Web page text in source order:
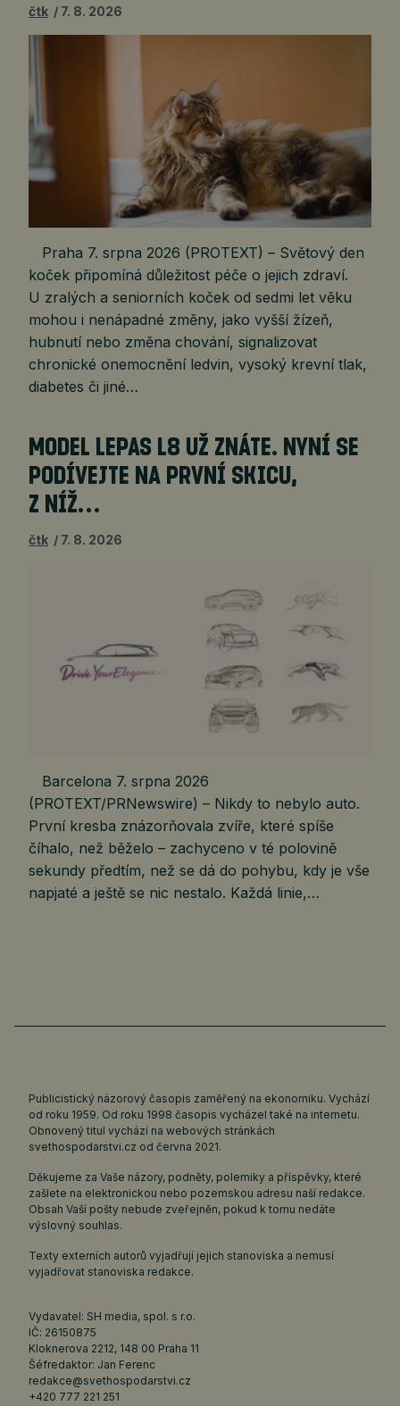
čtk 7. 8. 2026
Praha 7. srpna 2026 (PROTEXT) – Světový den
koček připomíná důležitost péče o jejich zdraví.
U zralých a seniorních koček od sedmi let věku
mohou i nenápadné změny, jako vyšší žízeň,
hubnutí nebo změna chování, signalizovat
chronické onemocnění ledvin, vysoký krevní tlak,
diabetes či jiné…
MODEL LEPAS L8 UŽ ZNÁTE. NYNÍ SE
PODÍVEJTE NA PRVNÍ SKICU,
Z NÍŽ…
čtk 7. 8. 2026
Barcelona 7. srpna 2026
(PROTEXT/PRNewswire) – Nikdy to nebylo auto.
První kresba znázorňovala zvíře, které spíše
číhalo, než běželo – zachyceno v té polovině
sekundy předtím, než se dá do pohybu, kdy je vše
napjaté a ještě se nic nestalo. Každá linie,…
Publicistický názorový časopis zaměřený na ekonomiku. Vychází
od roku 1959. Od roku 1998 časopis vycházel také na internetu.
Obnovený titul vychází na webových stránkách
svethospodarstvi.cz od června 2021.
Děkujeme za Vaše názory, podněty, polemiky a příspěvky, které
zašlete na elektronickou nebo pozemskou adresu naší redakce.
Obsah Vaší pošty nebude zveřejněn, pokud k tomu nedáte
výslovný souhlas.
Texty externích autorů vyjadřují jejich stanoviska a nemusí
vyjadřovat stanoviska redakce.
Vydavatel: SH media, spol. s r.o.
IČ: 26150875
Kloknerova 2212, 148 00 Praha 11
Šéfredaktor: Jan Ferenc
redakce@svethospodarstvi.cz
+420 777 221 251